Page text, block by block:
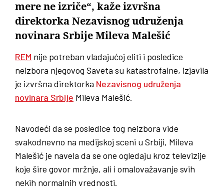
mere ne izriče“, kaže izvršna
direktorka Nezavisnog udruženja
novinara Srbije Mileva Malešić
REM nije potreban vladajućoj eliti i posledice
neizbora njegovog Saveta su katastrofalne, izjavila
je izvršna direktorka Nezavisnog udruženja
novinara Srbije Mileva Malešić.
Navodeći da se posledice tog neizbora vide
svakodnevno na medijskoj sceni u Srbiji, Mileva
Malešić je navela da se one ogledaju kroz televizije
koje šire govor mržnje, ali i omalovažavanje svih
nekih normalnih vrednosti.